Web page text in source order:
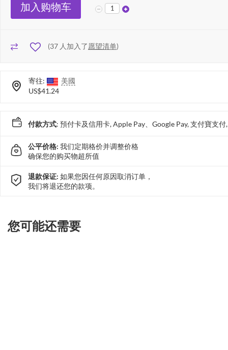
加入购物车
(37 人加入了愿望清单)
寄往:
美國
US$41.24
付款方式: 預付卡及信用卡, Apple Pay、Google Pay, 支付寶支
公平价格: 我们定期格价并调整价格
确保您的购买物超所值
退款保证: 如果您因任何原因取消订单，
我们将退还您的款项。
您可能还需要